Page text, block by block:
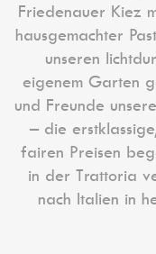
Friedenauer Kiez
hausgemachter
unseren
eigenem Garten
und Freunde
– die
fairen Preisen
in der Trattoria
nach Italien in